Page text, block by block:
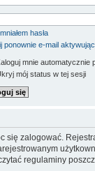
hasła
ponownie e-mail
mnie automatycznie
mój status w tej sesji
się zalogować.
regulaminy